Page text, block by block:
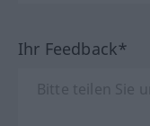
Ihr Feedback*